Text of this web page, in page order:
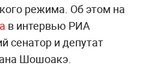
режима. Об этом на
в интервью РИА
сенатор и депутат
Шошоакэ.